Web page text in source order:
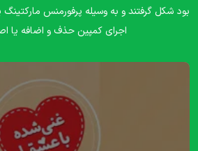
بود شکل گرفتند و به وسیله پرفورمنس مارکتینگ
اجرای کمپین حذف و اضافه یا